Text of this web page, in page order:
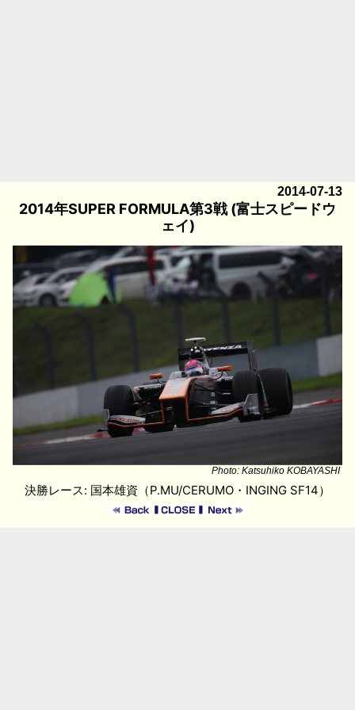
2014-07-13
2014年SUPER FORMULA第3戦 (富士スピードウ
ェイ)
Photo: Katsuhiko KOBAYASHI
決勝レース: 国本雄資（P.MU/CERUMO・INGING SF14）